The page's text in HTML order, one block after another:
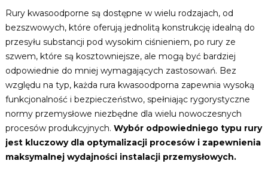
Rury kwasoodporne są dostępne w wielu rodzajach, od
bezszwowych, które oferują jednolitą konstrukcję idealną do
przesyłu substancji pod wysokim ciśnieniem, po rury ze
szwem, które są kosztowniejsze, ale mogą być bardziej
odpowiednie do mniej wymagających zastosowań. Bez
względu na typ, każda rura kwasoodporna zapewnia wysoką
funkcjonalność i bezpieczeństwo, spełniając rygorystyczne
normy przemysłowe niezbędne dla wielu nowoczesnych
procesów produkcyjnych. Wybór odpowiedniego typu rury
jest kluczowy dla optymalizacji procesów i zapewnienia
maksymalnej wydajności instalacji przemysłowych.